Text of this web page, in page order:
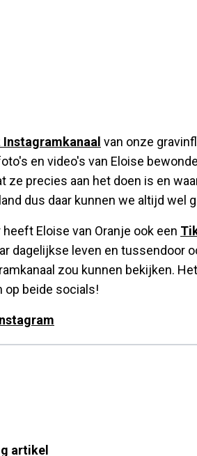
Instagramkanaal van onze
en video's van Eloise
ze precies aan het doen is en
dus daar kunnen we altijd wel
heeft Eloise van Oranje ook een
dagelijkse leven en tussendoor
zou kunnen bekijken.
op beide socials!
artikel